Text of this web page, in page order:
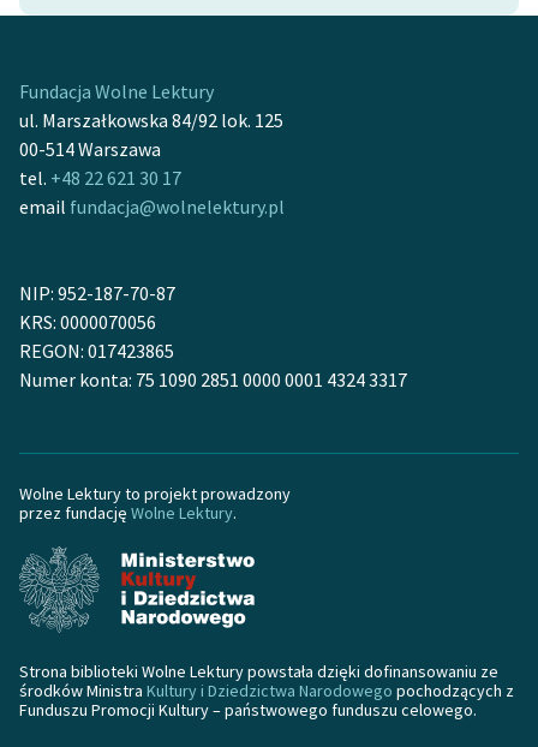
O nas
O projekcie
Zespół
Wolnych Lektur
Logotypy
Materiały promocyjne
Dane fundacji i
sprawozdania finansowe
Regulamin darowizn
wrażliwych
Fundacja Wolne Lektury
ul. Marszałkowska 84/92 lok. 125
00-514 Warszawa
tel. +48 22 621 30 17
email fundacja@wolnelektury.pl
NIP: 952-187-70-87
KRS: 0000070056
REGON: 017423865
Numer konta: 75 1090 2851 0000 0001 4324 3317
Wolne Lektury to projekt prowadzony
przez fundację Wolne Lektury.
Strona biblioteki Wolne Lektury powstała dzięki dofinansowaniu ze
środków Ministra Kultury i Dziedzictwa Narodowego pochodzących z
Funduszu Promocji Kultury – państwowego funduszu celowego.